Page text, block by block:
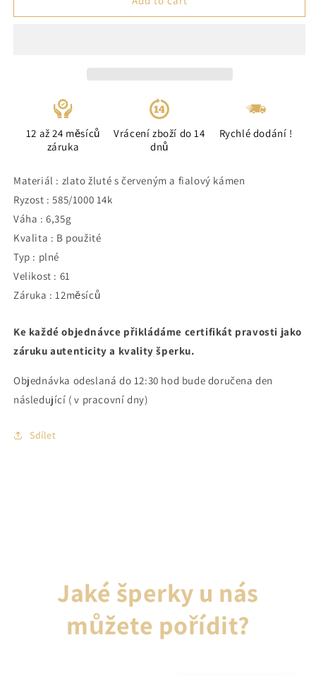
12 až 24 měsíců
záruka
Vrácení zboží do 14
dnů
Rychlé dodání !
Materiál : zlato žluté s červeným a fialový kámen
Ryzost : 585/1000 14k
Váha : 6,35g
Kvalita : B použité
Typ : plné
Velikost : 61
Záruka : 12měsíců
Ke každé objednávce přikládáme certifikát pravosti jako
záruku autenticity a kvality šperku.
Objednávka odeslaná do 12:30 hod bude doručena den
následující ( v pracovní dny)
Sdílet
Jaké šperky u nás
můžete pořídit?